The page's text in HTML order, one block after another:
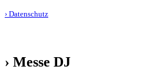
› Datenschutz
› Messe DJ